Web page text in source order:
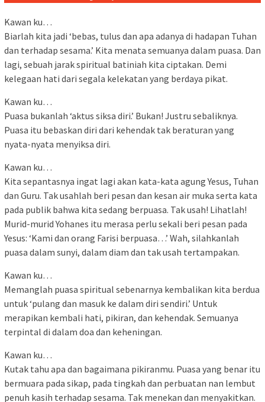
Kawan ku…
Biarlah kita jadi ‘bebas, tulus dan apa adanya di hadapan Tuhan
dan terhadap sesama.’ Kita menata semuanya dalam puasa. Dan
lagi, sebuah jarak spiritual batiniah kita ciptakan. Demi
kelegaan hati dari segala kelekatan yang berdaya pikat.
Kawan ku…
Puasa bukanlah ‘aktus siksa diri.’ Bukan! Justru sebaliknya.
Puasa itu bebaskan diri dari kehendak tak beraturan yang
nyata-nyata menyiksa diri.
Kawan ku…
Kita sepantasnya ingat lagi akan kata-kata agung Yesus, Tuhan
dan Guru. Tak usahlah beri pesan dan kesan air muka serta kata
pada publik bahwa kita sedang berpuasa. Tak usah! Lihatlah!
Murid-murid Yohanes itu merasa perlu sekali beri pesan pada
Yesus: ‘Kami dan orang Farisi berpuasa…’ Wah, silahkanlah
puasa dalam sunyi, dalam diam dan tak usah tertampakan.
Kawan ku…
Memanglah puasa spiritual sebenarnya kembalikan kita berdua
untuk ‘pulang dan masuk ke dalam diri sendiri.’ Untuk
merapikan kembali hati, pikiran, dan kehendak. Semuanya
terpintal di dalam doa dan keheningan.
Kawan ku…
Kutak tahu apa dan bagaimana pikiranmu. Puasa yang benar itu
bermuara pada sikap, pada tingkah dan perbuatan nan lembut
penuh kasih terhadap sesama. Tak menekan dan menyakitkan.